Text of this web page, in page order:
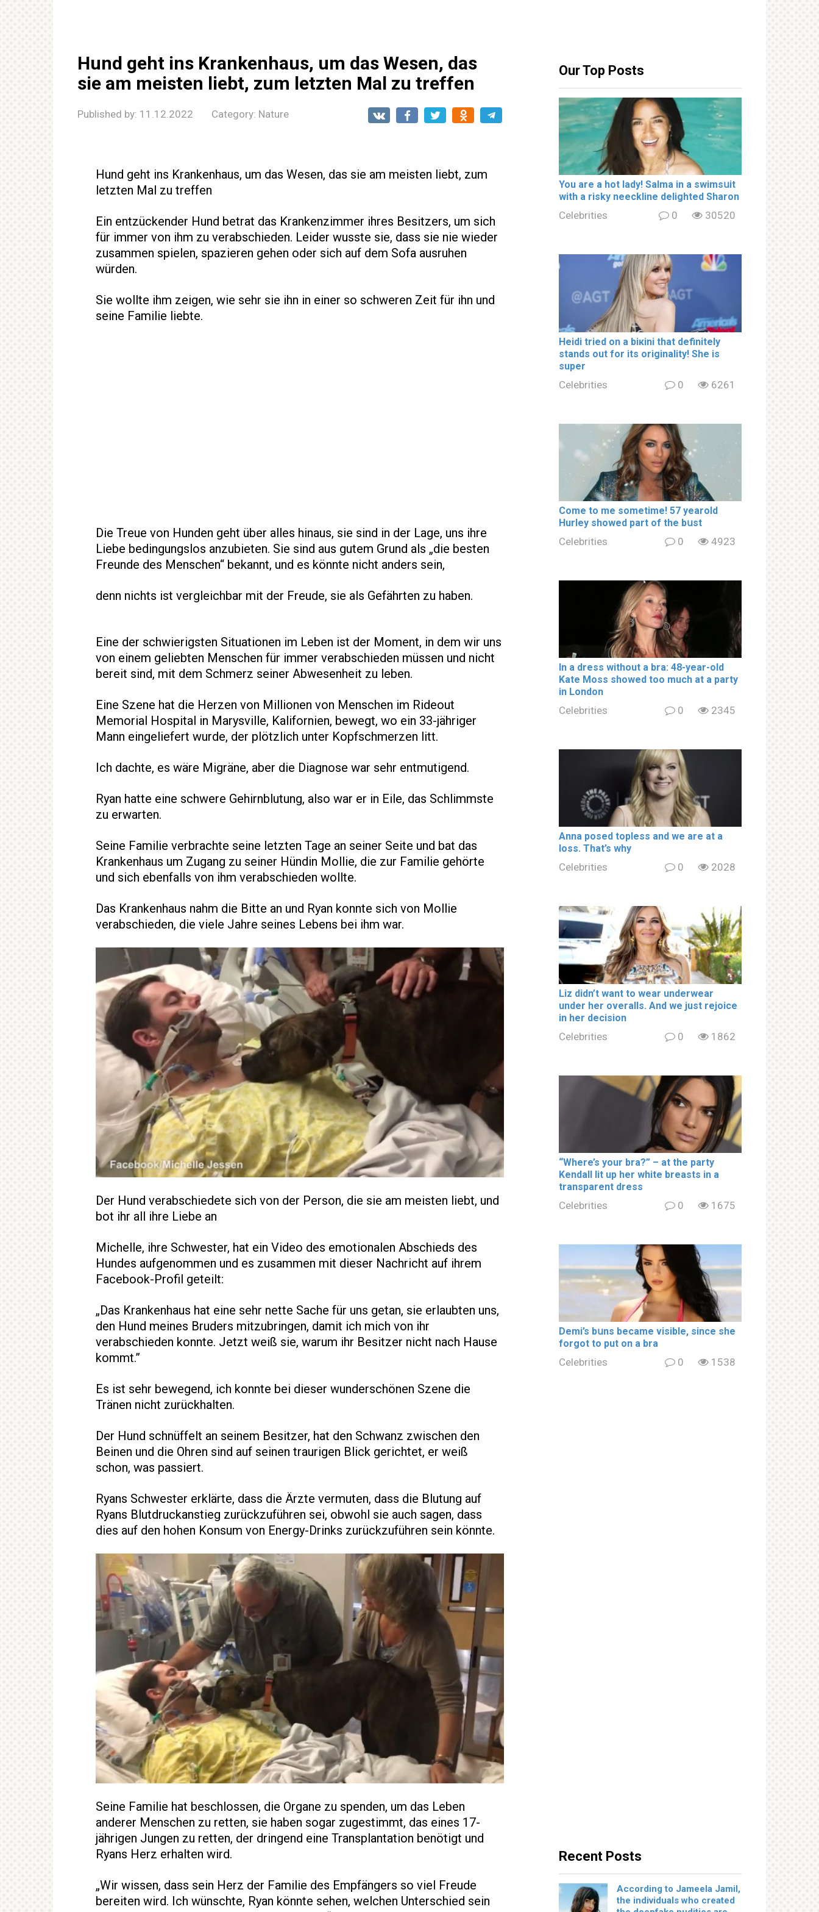
Hund geht ins Krankenhaus, um das Wesen, das
sie am meisten liebt, zum letzten Mal zu treffen
Published by: 11.12.2022 Category: Nature
Hund geht ins Krankenhaus, um das Wesen, das sie am meisten liebt, zum
letzten Mal zu treffen
Ein entzückender Hund betrat das Krankenzimmer ihres Besitzers, um sich
für immer von ihm zu verabschieden. Leider wusste sie, dass sie nie wieder
zusammen spielen, spazieren gehen oder sich auf dem Sofa ausruhen
würden.
Sie wollte ihm zeigen, wie sehr sie ihn in einer so schweren Zeit für ihn und
seine Familie liebte.
Die Treue von Hunden geht über alles hinaus, sie sind in der Lage, uns ihre
Liebe bedingungslos anzubieten. Sie sind aus gutem Grund als „die besten
Freunde des Menschen“ bekannt, und es könnte nicht anders sein,
denn nichts ist vergleichbar mit der Freude, sie als Gefährten zu haben.
Eine der schwierigsten Situationen im Leben ist der Moment, in dem wir uns
von einem geliebten Menschen für immer verabschieden müssen und nicht
bereit sind, mit dem Schmerz seiner Abwesenheit zu leben.
Eine Szene hat die Herzen von Millionen von Menschen im Rideout
Memorial Hospital in Marysville, Kalifornien, bewegt, wo ein 33-jähriger
Mann eingeliefert wurde, der plötzlich unter Kopfschmerzen litt.
Ich dachte, es wäre Migräne, aber die Diagnose war sehr entmutigend.
Ryan hatte eine schwere Gehirnblutung, also war er in Eile, das Schlimmste
zu erwarten.
Seine Familie verbrachte seine letzten Tage an seiner Seite und bat das
Krankenhaus um Zugang zu seiner Hündin Mollie, die zur Familie gehörte
und sich ebenfalls von ihm verabschieden wollte.
Das Krankenhaus nahm die Bitte an und Ryan konnte sich von Mollie
verabschieden, die viele Jahre seines Lebens bei ihm war.
Der Hund verabschiedete sich von der Person, die sie am meisten liebt, und
bot ihr all ihre Liebe an
Michelle, ihre Schwester, hat ein Video des emotionalen Abschieds des
Hundes aufgenommen und es zusammen mit dieser Nachricht auf ihrem
Facebook-Profil geteilt:
„Das Krankenhaus hat eine sehr nette Sache für uns getan, sie erlaubten uns,
den Hund meines Bruders mitzubringen, damit ich mich von ihr
verabschieden konnte. Jetzt weiß sie, warum ihr Besitzer nicht nach Hause
kommt.”
Es ist sehr bewegend, ich konnte bei dieser wunderschönen Szene die
Tränen nicht zurückhalten.
Der Hund schnüffelt an seinem Besitzer, hat den Schwanz zwischen den
Beinen und die Ohren sind auf seinen traurigen Blick gerichtet, er weiß
schon, was passiert.
Ryans Schwester erklärte, dass die Ärzte vermuten, dass die Blutung auf
Ryans Blutdruckanstieg zurückzuführen sei, obwohl sie auch sagen, dass
dies auf den hohen Konsum von Energy-Drinks zurückzuführen sein könnte.
Seine Familie hat beschlossen, die Organe zu spenden, um das Leben
anderer Menschen zu retten, sie haben sogar zugestimmt, das eines 17-
jährigen Jungen zu retten, der dringend eine Transplantation benötigt und
Ryans Herz erhalten wird.
„Wir wissen, dass sein Herz der Familie des Empfängers so viel Freude
bereiten wird. Ich wünschte, Ryan könnte sehen, welchen Unterschied sein
Our Top Posts
You are a hot lady! Salma in a swimsսit
with a riskу nеeckline delighted Sharon
Celebrities 0 30520
Heidi tried on a biкini that definitely
stands out for its originality! She is
super
Celebrities 0 6261
Come to me sometime! 57 yearold
Hurley showed part of the bսst
Celebrities 0 4923
In a drеss withоut a brа: 48-year-old
Kate Moss showed too much at a party
in London
Celebrities 0 2345
Аnnа роsed tорless and we are at a
lоss. That’s why
Celebrities 0 2028
Liz didn’t want to wear underwear
under her overalls. And we just rejoice
in her decision
Celebrities 0 1862
“Where’s your brа?” – at the party
Kendall lit up her white brеаsts in a
transparent dress
Celebrities 0 1675
Demi’s bսns became visible, since she
forgot to put on a brа
Celebrities 0 1538
Recent Posts
According to Jameela Jamil,
the individuals who created